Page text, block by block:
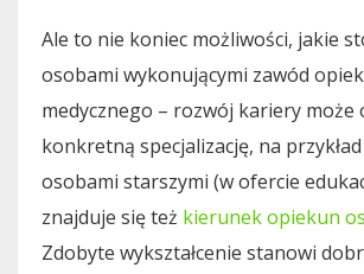
Ale to nie koniec możliwości, jakie
osobami wykonującymi zawód
medycznego – rozwój kariery może
konkretną specjalizację, na
osobami starszymi (w ofercie
znajduje się też kierunek opiekun
Zdobyte wykształcenie stanowi